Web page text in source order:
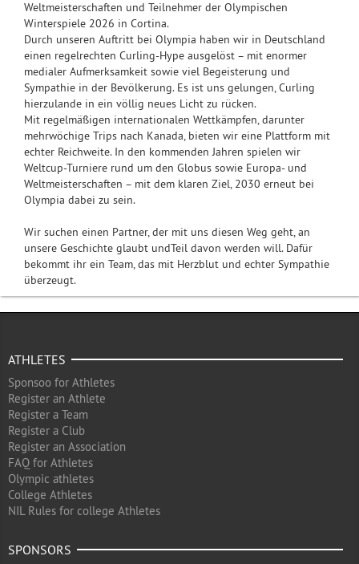
Weltmeisterschaften und Teilnehmer der Olympischen
Winterspiele 2026 in Cortina.
Durch unseren Auftritt bei Olympia haben wir in Deutschland
einen regelrechten Curling-Hype ausgelöst – mit enormer
medialer Aufmerksamkeit sowie viel Begeisterung und
Sympathie in der Bevölkerung. Es ist uns gelungen, Curling
hierzulande in ein völlig neues Licht zu rücken.
Mit regelmäßigen internationalen Wettkämpfen, darunter
mehrwöchige Trips nach Kanada, bieten wir eine Plattform mit
echter Reichweite. In den kommenden Jahren spielen wir
Weltcup-Turniere rund um den Globus sowie Europa- und
Weltmeisterschaften – mit dem klaren Ziel, 2030 erneut bei
Olympia dabei zu sein.
Wir suchen einen Partner, der mit uns diesen Weg geht, an
unsere Geschichte glaubt undTeil davon werden will. Dafür
bekommt ihr ein Team, das mit Herzblut und echter Sympathie
überzeugt.
ATHLETES
Sponsoo for Athletes
Register an Athlete
Register a Team
Register a Club
Register an Association
FAQ for Athletes
Olympic athletes
College Athletes
NIL Rules for college Athletes
SPONSORS